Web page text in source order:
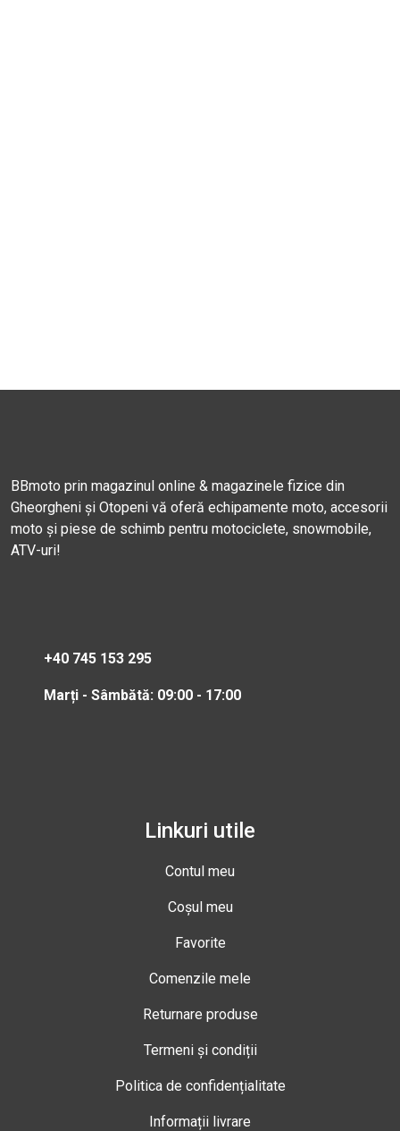
BBmoto prin magazinul online & magazinele fizice din
Gheorgheni și Otopeni vă oferă echipamente moto, accesorii
moto și piese de schimb pentru motociclete, snowmobile,
ATV-uri!
+40 745 153 295
Marți - Sâmbătă: 09:00 - 17:00
Linkuri utile
Contul meu
Coșul meu
Favorite
Comenzile mele
Returnare produse
Termeni și condiții
Politica de confidențialitate
Informații livrare